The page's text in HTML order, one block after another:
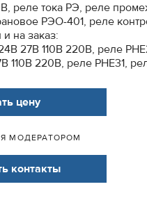
реле тока РЭ, реле
РЭО-401, реле
на заказ:
27В 110В 220В, реле
110В 220В, реле РНЕ31,
цену
МОДЕРАТОРОМ
контакты